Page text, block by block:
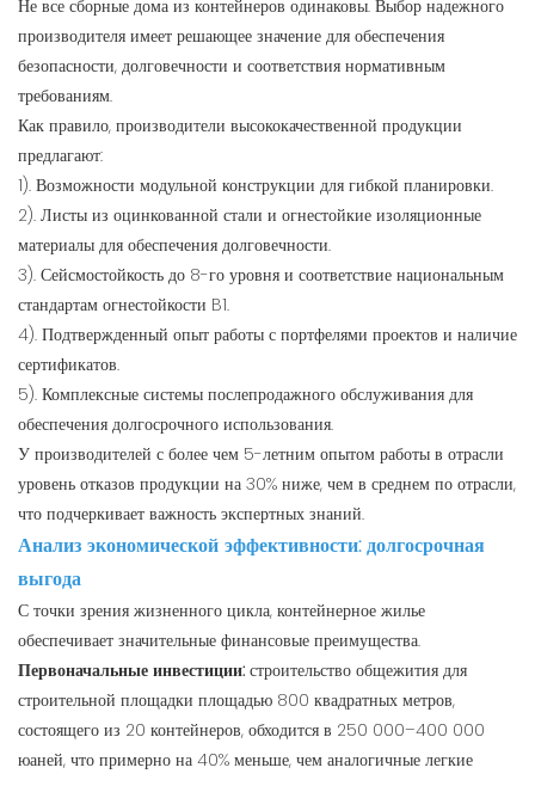
Не все сборные дома из контейнеров одинаковы. Выбор надежного
производителя имеет решающее значение для обеспечения
безопасности, долговечности и соответствия нормативным
требованиям.
Как правило, производители высококачественной продукции
предлагают:
1). Возможности модульной конструкции для гибкой планировки.
2). Листы из оцинкованной стали и огнестойкие изоляционные
материалы для обеспечения долговечности.
3). Сейсмостойкость до 8-го уровня и соответствие национальным
стандартам огнестойкости B1.
4). Подтвержденный опыт работы с портфелями проектов и наличие
сертификатов.
5). Комплексные системы послепродажного обслуживания для
обеспечения долгосрочного использования.
У производителей с более чем 5-летним опытом работы в отрасли
уровень отказов продукции на 30% ниже, чем в среднем по отрасли,
что подчеркивает важность экспертных знаний.
Анализ экономической эффективности: долгосрочная
выгода
С точки зрения жизненного цикла, контейнерное жилье
обеспечивает значительные финансовые преимущества.
Первоначальные инвестиции: строительство общежития для
строительной площадки площадью 800 квадратных метров,
состоящего из 20 контейнеров, обходится в 250 000–400 000
юаней, что примерно на 40% меньше, чем аналогичные легкие